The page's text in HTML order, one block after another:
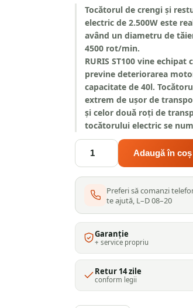
Tocătorul de crengi și
electric de 2.500W este
având un diametru de
4500 rot/min.
RURIS ST100 vine
previne deteriorarea
capacitate de 40l.
extrem de ușor de
și celor două roți de
tocătorului electric se
și lipsa emisiilor. După
resturile vegetale din
pentru plante.
Cantitate
Tocator
de
crengi
resturi
RURIS
ST100
Adaugă în coș
Preferi să comanzi
te ajută, L–D 08–20
Garanție
+ service propriu
Retur 14 zile
conform legii